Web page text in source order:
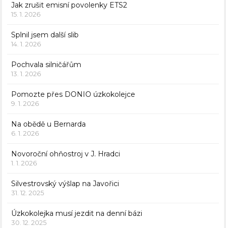
Jak zrušit emisní povolenky ETS2
15. 1. 2026
Splnil jsem další slib
14. 1. 2026
Pochvala silničářům
13. 1. 2026
Pomozte přes DONIO úzkokolejce
9. 1. 2026
Na obědě u Bernarda
6. 1. 2026
Novoroční ohňostroj v J. Hradci
1. 1. 2026
Silvestrovský výšlap na Javořici
31. 12. 2025
Úzkokolejka musí jezdit na denní bázi
30. 12. 2025